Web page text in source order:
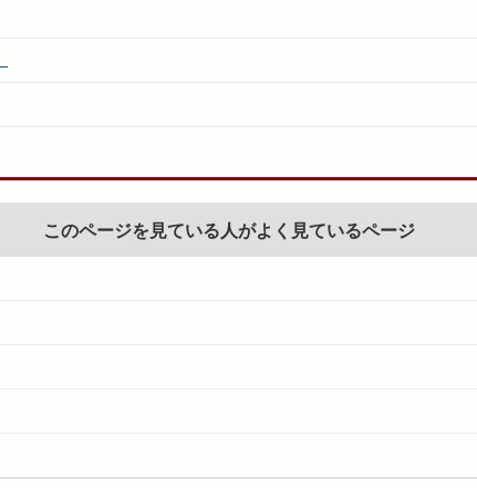
このページを見ている人がよく見ているページ